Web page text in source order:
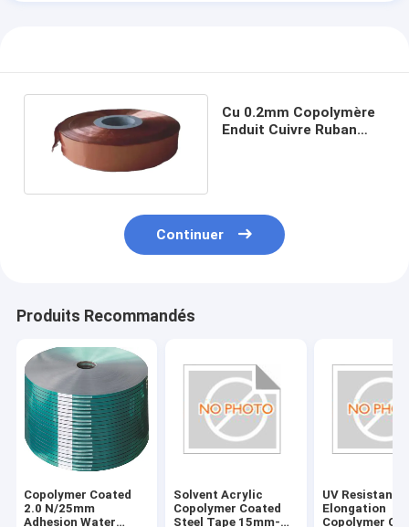
Cu 0.2mm Copolymère
Enduit Cuivre Ruban
Continuer
Produits Recommandés
Copolymer Coated
2.0 N/25mm
Adhesion Water
Solvent Acrylic
Copolymer Coated
Steel Tape 15mm-
UV Resistant
Elongation
Copolymer